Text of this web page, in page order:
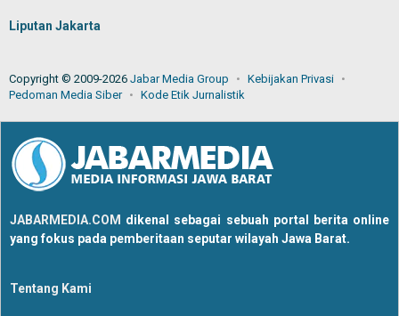
Liputan Jakarta
Copyright © 2009-2026 Jabar Media Group
Kebijakan Privasi
Pedoman Media Siber
Kode Etik Jurnalistik
JABARMEDIA.COM dikenal sebagai sebuah portal berita online
yang fokus pada pemberitaan seputar wilayah Jawa Barat.
Tentang Kami